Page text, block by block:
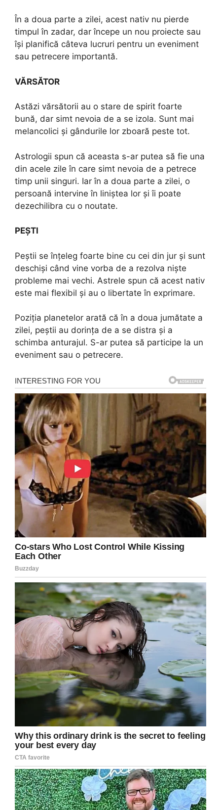
În a doua parte a zilei, acest nativ nu pierde
timpul în zadar, dar începe un nou proiecte sau
își planifică câteva lucruri pentru un eveniment
sau petrecere importantă.
VĂRSĂTOR
Astăzi vărsătorii au o stare de spirit foarte
bună, dar simt nevoia de a se izola. Sunt mai
melancolici și gândurile lor zboară peste tot.
Astrologii spun că aceasta s-ar putea să fie una
din acele zile în care simt nevoia de a petrece
timp unii singuri. Iar în a doua parte a zilei, o
persoană intervine în liniștea lor și îi poate
dezechilibra cu o noutate.
PEȘTI
Peștii se înțeleg foarte bine cu cei din jur și sunt
deschiși când vine vorba de a rezolva niște
probleme mai vechi. Astrele spun că acest nativ
este mai flexibil și au o libertate în exprimare.
Poziția planetelor arată că în a doua jumătate a
zilei, peștii au dorința de a se distra și a
schimba anturajul. S-ar putea să participe la un
eveniment sau o petrecere.